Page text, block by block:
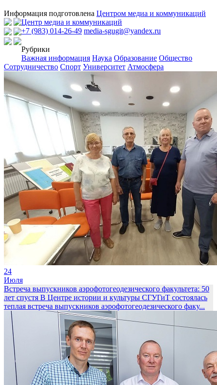
Информация подготовлена Центром медиа и коммуникаций
Центр медиа и коммуникаций
+7 (983) 014-26-49 media-sgugit@yandex.ru
Рубрики
Важная информация Наука Образование Общество
Сотрудничество Спорт Университет Атмосфера
24
Июля
Встреча выпускников аэрофотогеодезического факультета: 50
лет спустя В Центре истории и культуры СГУГиТ состоялась
теплая встреча выпускников аэрофотогеодезического факу...